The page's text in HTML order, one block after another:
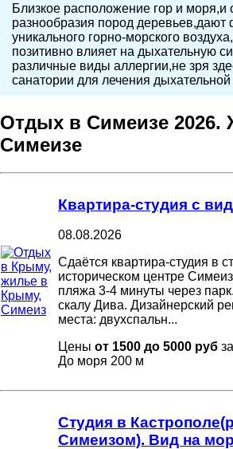
Близкое расположение гор и моря,и
разнообразия пород
уникального горно-морского
позитивно влияет на дыхательную
различные виды аллергии,не зря
санатории для лечения
Отдых в Симеизе 2026.
Симеизе
Квартира-студия с
08.08.2026
Сдаётся квартира-студия в
историческом центре
пляжа 3-4 минуты через
скалу Дива. Дизайнерский
места: двухспальн...
Цены от 1500 до 5000 руб
До моря 200 м
Студия в
Симеизом). Вид на